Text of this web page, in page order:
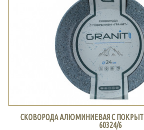
СКОВОРОДА АЛЮМИНИЕВАЯ С
60324/6